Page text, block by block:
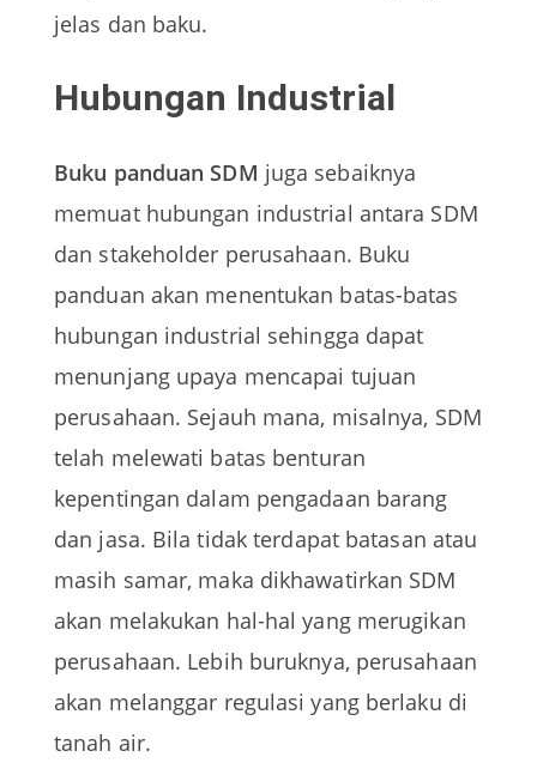
jelas dan baku.
Hubungan Industrial
Buku panduan SDM juga sebaiknya
memuat hubungan industrial antara SDM
dan stakeholder perusahaan. Buku
panduan akan menentukan batas-batas
hubungan industrial sehingga dapat
menunjang upaya mencapai tujuan
perusahaan. Sejauh mana, misalnya, SDM
telah melewati batas benturan
kepentingan dalam pengadaan barang
dan jasa. Bila tidak terdapat batasan atau
masih samar, maka dikhawatirkan SDM
akan melakukan hal-hal yang merugikan
perusahaan. Lebih buruknya, perusahaan
akan melanggar regulasi yang berlaku di
tanah air.